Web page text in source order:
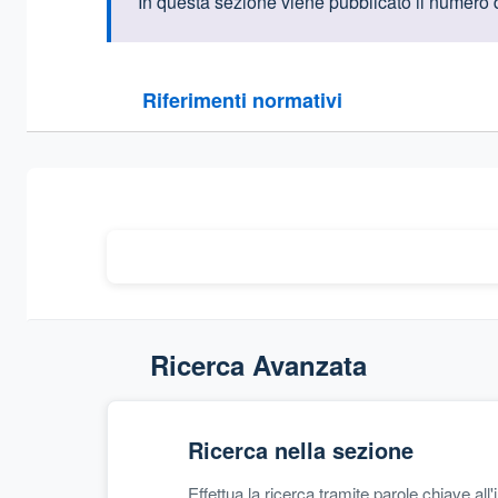
Riferimenti normativi
Sezione compressa
Ricerca Avanzata
Ricerca nella sezione
Effettua la ricerca tramite parole chiave